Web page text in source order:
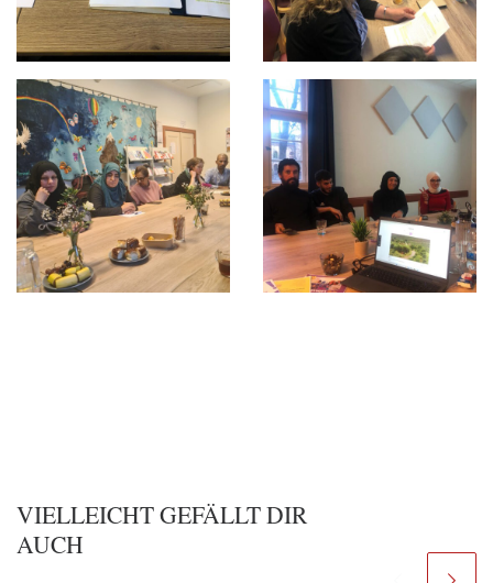
VIELLEICHT GEFÄLLT DIR
AUCH